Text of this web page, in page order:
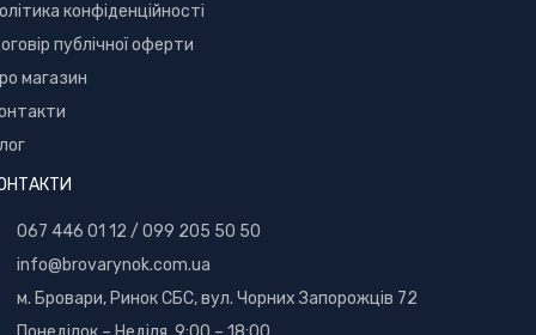
конфіденційності
публічної оферти
магазин
067 446 01 12 / 099 205 50 50
info@brovarynok.com.ua
м. Бровари, Ринок СБС, вул. Чорних Запорожців 72